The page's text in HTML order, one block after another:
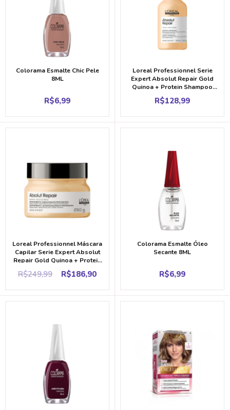
Colorama Esmalte Chic Pele
8ML
R$6,99
Loreal Professionnel Serie
Expert Absolut Repair Gold
Quinoa + Protein Shampoo
300ML
R$128,99
Loreal Professionnel Máscara
Capilar Serie Expert Absolut
Repair Gold Quinoa + Protein
R$249,99
Original
R$186,90Current
Colorama Esmalte Óleo
Secante 8ML
R$6,99